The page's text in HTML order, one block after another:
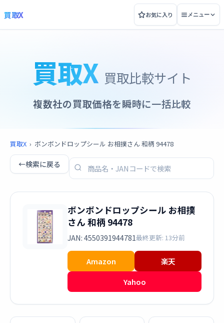
買取X お気に入り メニュー
買取X 買取比較サイト
複数社の買取価格を瞬時に一括比較
買取X › ボンボンドロップシール お相撲さん 和柄 94478
←検索に戻る
ボンボンドロップシール お相撲
さん 和柄 94478
JAN: 4550391944781最終更新: 13分前
Amazon
楽天
Yahoo